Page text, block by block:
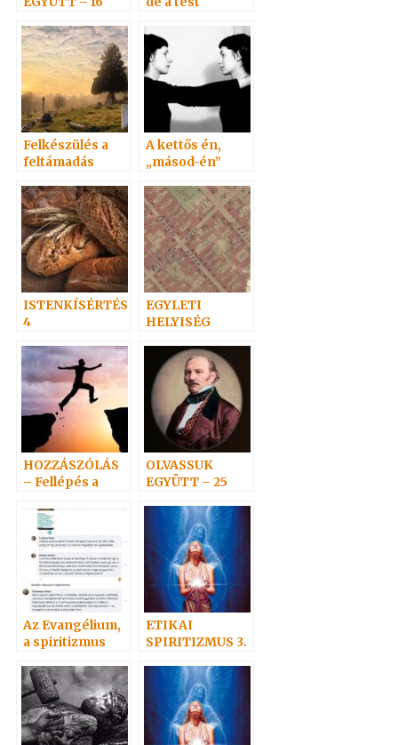
Felkészülés a
feltámadás
Adai közlemény
A kettős én,
„másod-én”
5. befejező rész
ISTENKÍSÉRTÉS
4
EGYLETI
HELYISÉG
HOZZÁSZÓLÁS
– Fellépés a
mellett
OLVASSUK
EGYÜTT – 25
Az Evangélium,
a spiritizmus
n
ETIKAI
SPIRITIZMUS 3.
ALÁZATOSSÁGR